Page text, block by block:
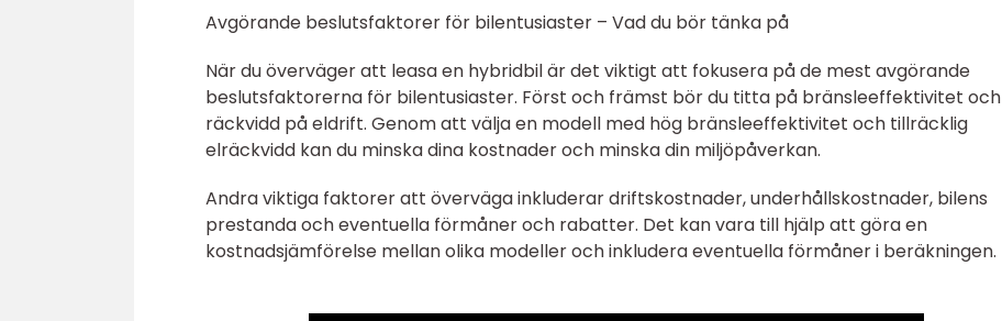
Avgörande beslutsfaktorer för bilentusiaster – Vad du bör tänka på
När du överväger att leasa en hybridbil är det viktigt att fokusera på de mest avgörande
beslutsfaktorerna för bilentusiaster. Först och främst bör du titta på bränsleeffektivitet och
räckvidd på eldrift. Genom att välja en modell med hög bränsleeffektivitet och tillräcklig
elräckvidd kan du minska dina kostnader och minska din miljöpåverkan.
Andra viktiga faktorer att överväga inkluderar driftskostnader, underhållskostnader, bilens
prestanda och eventuella förmåner och rabatter. Det kan vara till hjälp att göra en
kostnadsjämförelse mellan olika modeller och inkludera eventuella förmåner i beräkningen.